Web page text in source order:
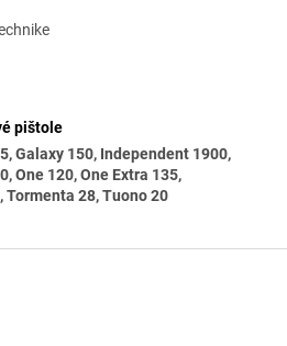
pištole
Galaxy 150, Independent 1900,
One 120, One Extra 135,
Tormenta 28, Tuono 20